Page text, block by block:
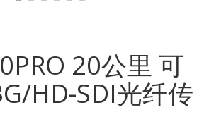
20公里 可
HD-SDI光纤传